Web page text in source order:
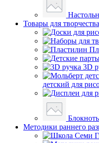
Товары для творчества
3D
детский для
Методики раннего